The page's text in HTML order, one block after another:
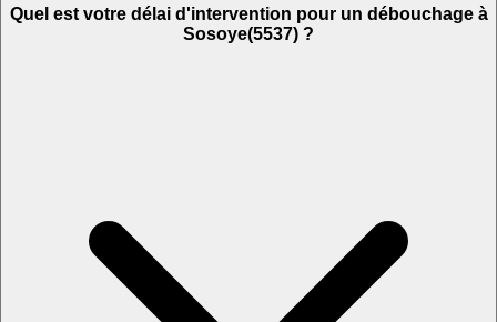
Quel est votre délai d'intervention pour un débouchage à
Sosoye(5537) ?